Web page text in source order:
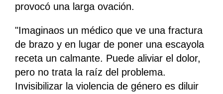
provocó una larga ovación.
"Imaginaos un médico que ve una fractura
de brazo y en lugar de poner una escayola
receta un calmante. Puede aliviar el dolor,
pero no trata la raíz del problema.
Invisibilizar la violencia de género es diluir